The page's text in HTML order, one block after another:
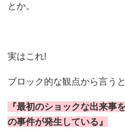
とか。
実はこれ!
ブロック的な観点から言うと
『最初のショックな出来事
の事件が発生している』